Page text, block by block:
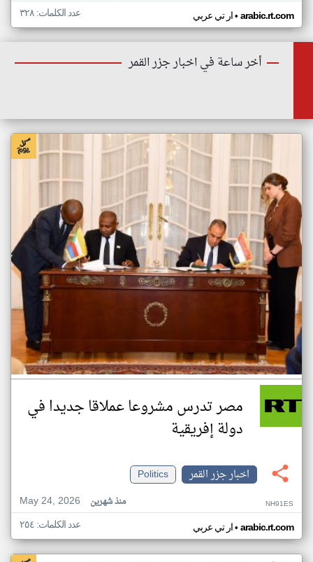
ار تي عربي• arabic.rt.com عدد الكلمات: ٣٢٨
أخر ساعة في اخبار جزر القمر
مصر تدرس مشروعا عملاقا جديدا في
دولة إفريقية
اخبار جزر القمر
Politics
May 24, 2026
منذ شهرين NH91ES
ار تي عربي• arabic.rt.com عدد الكلمات: ٢٥٤